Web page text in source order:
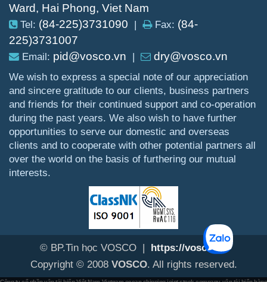
Ward, Hai Phong, Viet Nam
Tel: (84-225)3731090 | Fax: (84-
225)3731007
Email: pid@vosco.vn | dry@vosco.vn
We wish to express a special note of our appreciation
and sincere gratitude to our clients, business partners
and friends for their continued support and co-operation
during the past years. We also wish to have further
opportunities to serve our domestic and overseas
clients and to cooperate with other potential partners all
over the world on the basis of furthering our mutual
interests.
© BP.Tin học VOSCO |
https://vosco.vn
Copyright © 2008 VOSCO. All rights reserved.